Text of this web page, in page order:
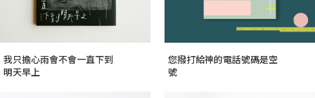
我只擔心雨會不會一直下到
明天早上
您撥打給神的電話號碼是空
號